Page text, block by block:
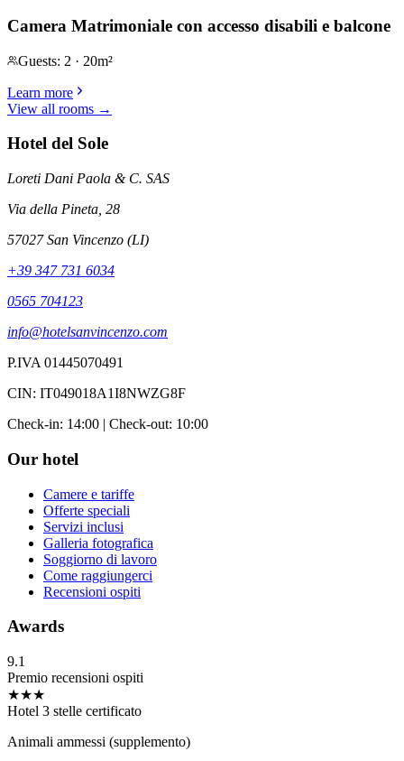
Camera Matrimoniale con accesso disabili e balcone
Guests: 2 · 20m²
Learn more
View all rooms →
Hotel del Sole
Loreti Dani Paola & C. SAS
Via della Pineta, 28
57027 San Vincenzo (LI)
+39 347 731 6034
0565 704123
info@hotelsanvincenzo.com
P.IVA 01445070491
CIN: IT049018A1I8NWZG8F
Check-in: 14:00 | Check-out: 10:00
Our hotel
Camere e tariffe
Offerte speciali
Servizi inclusi
Galleria fotografica
Soggiorno di lavoro
Come raggiungerci
Recensioni ospiti
Awards
9.1
Premio recensioni ospiti
★★★
Hotel 3 stelle certificato
Animali ammessi (supplemento)